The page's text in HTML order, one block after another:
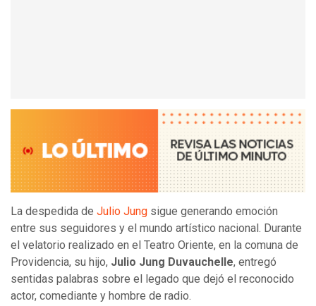
La despedida de Julio Jung sigue generando emoción
entre sus seguidores y el mundo artístico nacional. Durante
el velatorio realizado en el Teatro Oriente, en la comuna de
Providencia, su hijo, Julio Jung Duvauchelle, entregó
sentidas palabras sobre el legado que dejó el reconocido
actor, comediante y hombre de radio.